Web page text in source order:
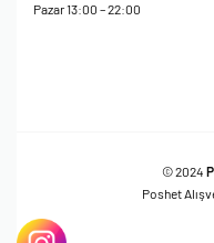
Pazar 13:00 – 22:00
© 2024
Poshet